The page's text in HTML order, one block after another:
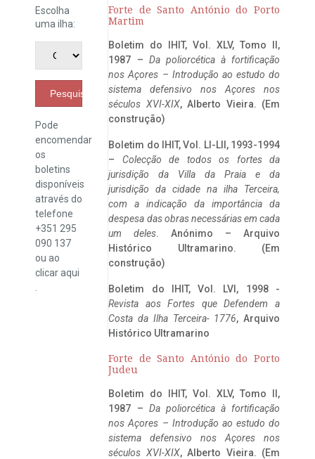
Escolha
uma ilha:
Pesquisar
Pode
encomendar
os
boletins
disponíveis
através do
telefone
+351 295
090 137
ou ao
clicaraqui
Forte de Santo António do Porto
Martim
Boletim do IHIT, Vol. XLV, Tomo II,
1987 – Da poliorcética à fortificação
nos Açores – Introdução ao estudo do
sistema defensivo nos Açores nos
séculos XVI-XIX, Alberto Vieira. (Em
construção)
Boletim do IHIT, Vol. LI-LII, 1993-1994
– Colecção de todos os fortes da
jurisdição da Villa da Praia e da
jurisdição da cidade na ilha Terceira,
com a indicação da importância da
despesa das obras necessárias em cada
um deles. Anónimo – Arquivo
Histórico Ultramarino. (Em
construção)
Boletim do IHIT, Vol. LVI, 1998 -
Revista aos Fortes que Defendem a
Costa da Ilha Terceira- 1776, Arquivo
Histórico Ultramarino
Forte de Santo António do Porto
Judeu
Boletim do IHIT, Vol. XLV, Tomo II,
1987 – Da poliorcética à fortificação
nos Açores – Introdução ao estudo do
sistema defensivo nos Açores nos
séculos XVI-XIX, Alberto Vieira. (Em